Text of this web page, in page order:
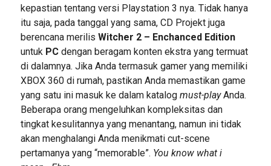
kepastian tentang versi Playstation 3 nya. Tidak hanya
itu saja, pada tanggal yang sama, CD Projekt juga
berencana merilis Witcher 2 – Enchanced Edition
untuk PCdengan beragam konten ekstra yang termuat
di dalamnya. Jika Anda termasuk gamer yang memiliki
XBOX 360 di rumah, pastikan Anda memastikan game
yang satu ini masuk ke dalam katalog must-playAnda.
Beberapa orang mengeluhkan kompleksitas dan
tingkat kesulitannya yang menantang, namun ini tidak
akan menghalangi Anda menikmati cut-scene
pertamanya yang “memorable”. You know what i